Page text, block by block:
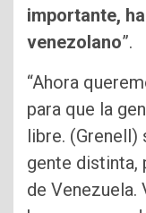
importante,
venezolano”.
“Ahora
para que la
libre. (Grenell)
gente distinta,
de